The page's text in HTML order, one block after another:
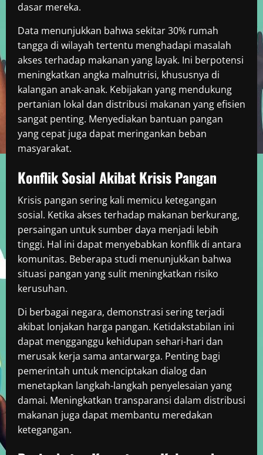
dasar mereka.
Data menunjukkan bahwa sekitar 30% rumah
tangga di wilayah tertentu menghadapi masalah
akses terhadap makanan yang layak. Ini berpotensi
meningkatkan angka malnutrisi, khususnya di
kalangan anak-anak. Kebijakan yang mendukung
pertanian lokal dan distribusi makanan yang efisien
sangat penting. Menyediakan bantuan pangan
yang cepat juga dapat meringankan beban
masyarakat.
Konflik Sosial Akibat Krisis Pangan
Krisis pangan sering kali memicu ketegangan
sosial. Ketika akses terhadap makanan berkurang,
persaingan untuk sumber daya menjadi lebih
tinggi. Hal ini dapat menyebabkan konflik di antara
komunitas. Beberapa studi menunjukkan bahwa
situasi pangan yang sulit meningkatkan risiko
kerusuhan.
Di berbagai negara, demonstrasi sering terjadi
akibat lonjakan harga pangan. Ketidakstabilan ini
dapat mengganggu kehidupan sehari-hari dan
merusak kerja sama antarwarga. Penting bagi
pemerintah untuk menciptakan dialog dan
menetapkan langkah-langkah penyelesaian yang
damai. Meningkatkan transparansi dalam distribusi
makanan juga dapat membantu meredakan
ketegangan.